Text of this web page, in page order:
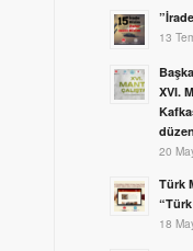
13
XVI.
20
Türk
18